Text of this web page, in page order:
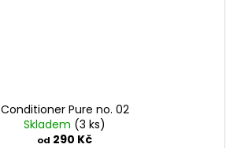
Conditioner Pure no. 02
Skladem (3 ks)
od 290 Kč